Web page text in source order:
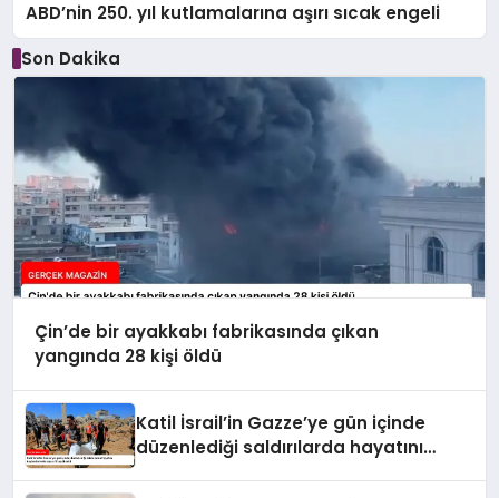
ABD’nin 250. yıl kutlamalarına aşırı sıcak engeli
Son Dakika
Çin’de bir ayakkabı fabrikasında çıkan
yangında 28 kişi öldü
Katil İsrail’in Gazze’ye gün içinde
düzenlediği saldırılarda hayatını